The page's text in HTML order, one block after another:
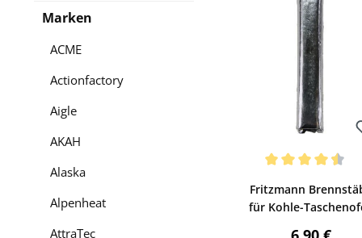
Marken
ACME
Actionfactory
Aigle
AKAH
Alaska
Alpenheat
AttraTec
Bewerten
Fritzmann
für Kohle-
Regulärer